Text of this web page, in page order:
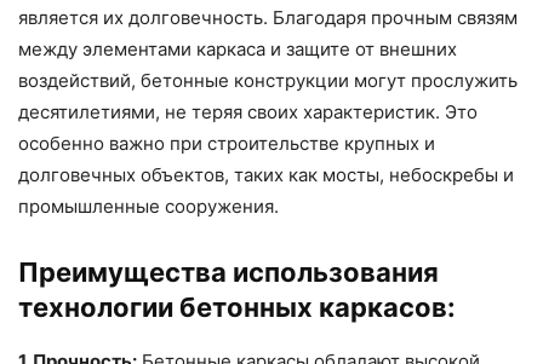
является их долговечность. Благодаря прочным связям
между элементами каркаса и защите от внешних
воздействий, бетонные конструкции могут прослужить
десятилетиями, не теряя своих характеристик. Это
особенно важно при строительстве крупных и
долговечных объектов, таких как мосты, небоскребы и
промышленные сооружения.
Преимущества использования
технологии бетонных каркасов: